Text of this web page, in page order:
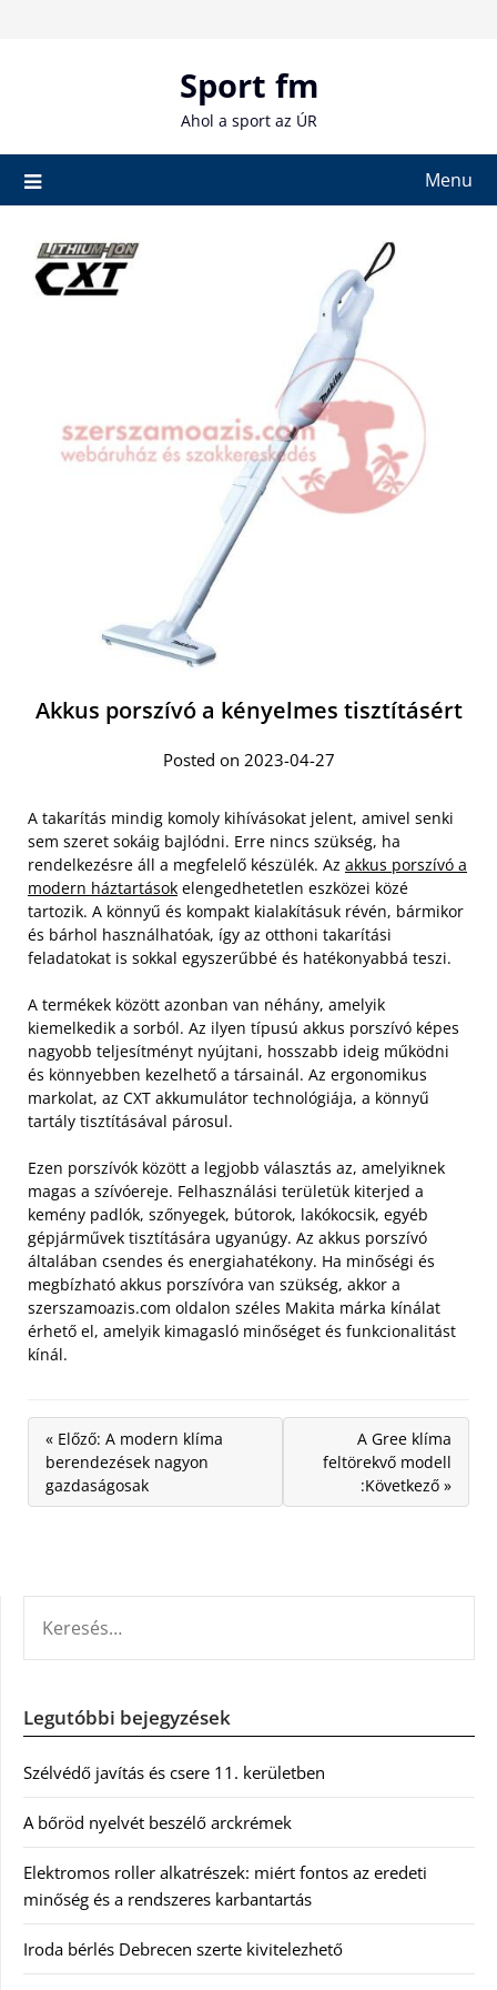
Sport fm
Ahol a sport az ÚR
Menu
Akkus porszívó a kényelmes tisztításért
Posted on 2023-04-27
A takarítás mindig komoly kihívásokat jelent, amivel senki
sem szeret sokáig bajlódni. Erre nincs szükség, ha
rendelkezésre áll a megfelelő készülék. Az akkus porszívó a
modern háztartások elengedhetetlen eszközei közé
tartozik. A könnyű és kompakt kialakításuk révén, bármikor
és bárhol használhatóak, így az otthoni takarítási
feladatokat is sokkal egyszerűbbé és hatékonyabbá teszi.
A termékek között azonban van néhány, amelyik
kiemelkedik a sorból. Az ilyen típusú akkus porszívó képes
nagyobb teljesítményt nyújtani, hosszabb ideig működni
és könnyebben kezelhető a társainál. Az ergonomikus
markolat, az CXT akkumulátor technológiája, a könnyű
tartály tisztításával párosul.
Ezen porszívók között a legjobb választás az, amelyiknek
magas a szívóereje. Felhasználási területük kiterjed a
kemény padlók, szőnyegek, bútorok, lakókocsik, egyéb
gépjárművek tisztítására ugyanúgy. Az akkus porszívó
általában csendes és energiahatékony. Ha minőségi és
megbízható akkus porszívóra van szükség, akkor a
szerszamoazis.com oldalon széles Makita márka kínálat
érhető el, amelyik kimagasló minőséget és funkcionalitást
kínál.
« Előző: A modern klíma
berendezések nagyon
gazdaságosak
A Gree klíma
feltörekvő modell
:Következő »
Legutóbbi bejegyzések
Szélvédő javítás és csere 11. kerületben
A bőröd nyelvét beszélő arckrémek
Elektromos roller alkatrészek: miért fontos az eredeti
minőség és a rendszeres karbantartás
Iroda bérlés Debrecen szerte kivitelezhető